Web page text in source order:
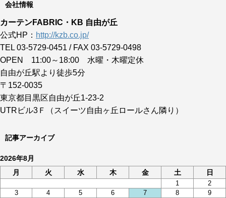
会社情報
カーテンFABRIC・KB 自由が丘
公式HP： http://kzb.co.jp/
TEL 03-5729-0451 / FAX 03-5729-0498
OPEN 11:00～18:00 水曜・木曜定休
自由が丘駅より徒歩5分
〒152-0035
東京都目黒区自由が丘1-23-2
UTRビル3Ｆ（スイーツ自由ヶ丘ロールさん隣り）
記事アーカイブ
2026年8月
月
火 水 木 金 土 日
1
2
3
4 5 6 7 8
9